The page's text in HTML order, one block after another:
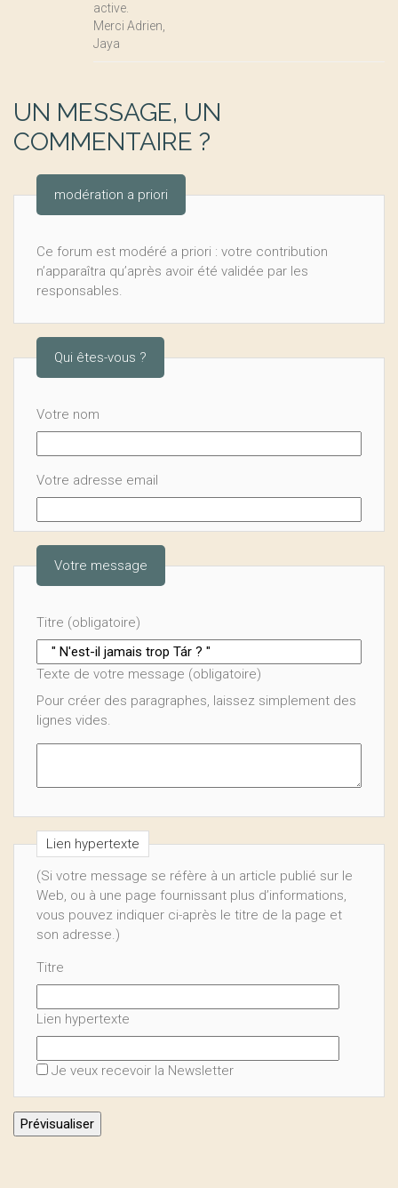
active.
Merci Adrien,
Jaya
UN MESSAGE, UN
COMMENTAIRE ?
modération a priori
Ce forum est modéré a priori : votre contribution
n’apparaîtra qu’après avoir été validée par les
responsables.
Qui êtes-vous ?
Votre nom
Votre adresse email
Votre message
Titre (obligatoire)
Texte de votre message (obligatoire)
Pour créer des paragraphes, laissez simplement des
lignes vides.
Lien hypertexte
(Si votre message se réfère à un article publié sur le
Web, ou à une page fournissant plus d’informations,
vous pouvez indiquer ci-après le titre de la page et
son adresse.)
Titre
Lien hypertexte
Je veux recevoir la Newsletter